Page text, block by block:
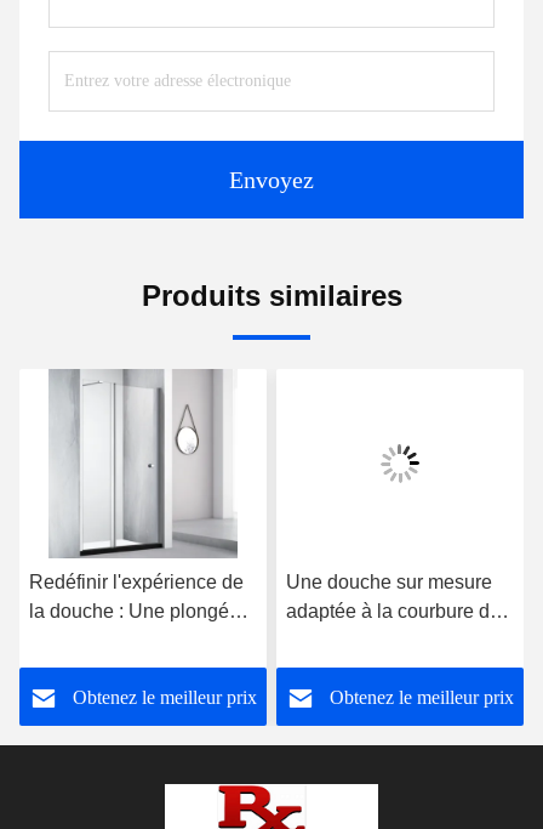
Envoyez
Produits similaires
Redéfinir l'expérience de
la douche : Une plongée
cabines de douche
personnalisées
Obtenez le meilleur prix
Une douche sur mesure
adaptée à la courbure de
esthétique minimaliste et
des fonctions pratiques
Obtenez le meilleur prix